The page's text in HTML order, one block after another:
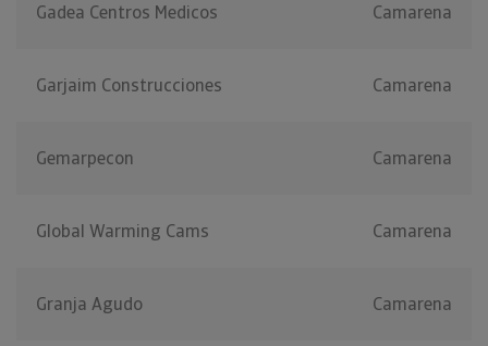
Gadea Centros Medicos Camarena
Garjaim Construcciones Camarena
Gemarpecon Camarena
Global Warming Cams Camarena
Granja Agudo Camarena